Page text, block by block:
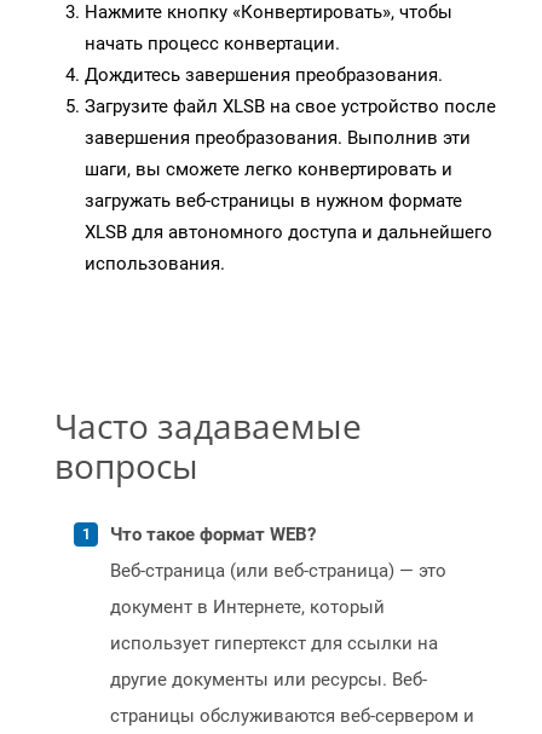
Нажмите кнопку «Конвертировать», чтобы
начать процесс конвертации.
Дождитесь завершения преобразования.
Загрузите файл XLSB на свое устройство после
завершения преобразования. Выполнив эти
шаги, вы сможете легко конвертировать и
загружать веб-страницы в нужном формате
XLSB для автономного доступа и дальнейшего
использования.
Часто задаваемые
вопросы
Что такое формат WEB?
Веб-страница (или веб-страница) — это
документ в Интернете, который
использует гипертекст для ссылки на
другие документы или ресурсы. Веб-
страницы обслуживаются веб-сервером и